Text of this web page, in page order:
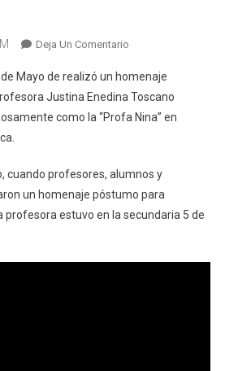
Deja Un ComentarioEn
A
La
Profa
Secundaria
5
De
de Mayo de realizó un homenaje
Justina Enedina Toscano
como la “Profa Nina” en
cuando profesores, alumnos y
un homenaje póstumo para
profesora estuvo en la secundaria 5 de